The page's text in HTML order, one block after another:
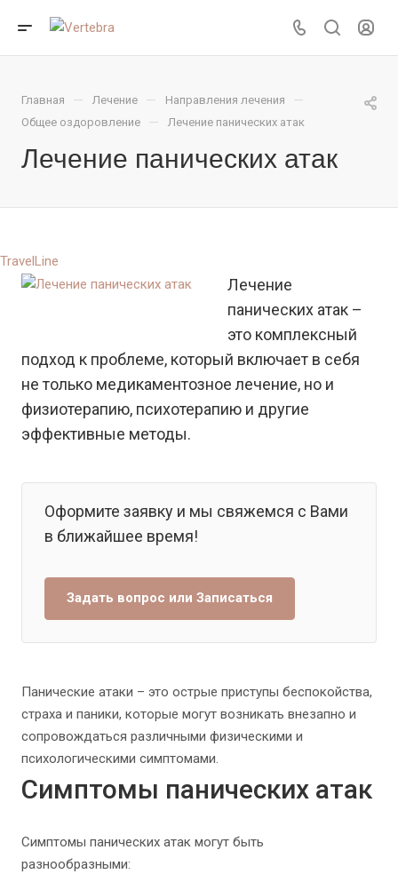
Главная — Лечение — Направления лечения —
Общее оздоровление — Лечение панических атак
Лечение панических атак
TravelLine
Лечение
панических атак –
это комплексный
подход к проблеме, который включает в себя
не только медикаментозное лечение, но и
физиотерапию, психотерапию и другие
эффективные методы.
Оформите заявку и мы свяжемся с Вами
в ближайшее время!
Задать вопрос или Записаться
Панические атаки – это острые приступы беспокойства,
страха и паники, которые могут возникать внезапно и
сопровождаться различными физическими и
психологическими симптомами.
Симптомы панических атак
Симптомы панических атак могут быть
разнообразными: